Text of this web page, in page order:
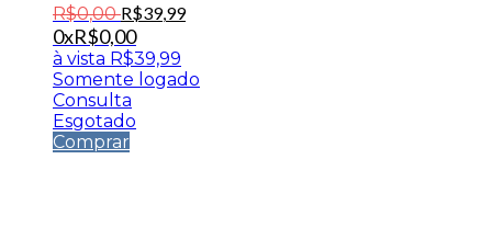
R$0,00 R$39,99
0xR$0,00
à vista R$39,99
Somente logado
Consulta
Esgotado
Comprar